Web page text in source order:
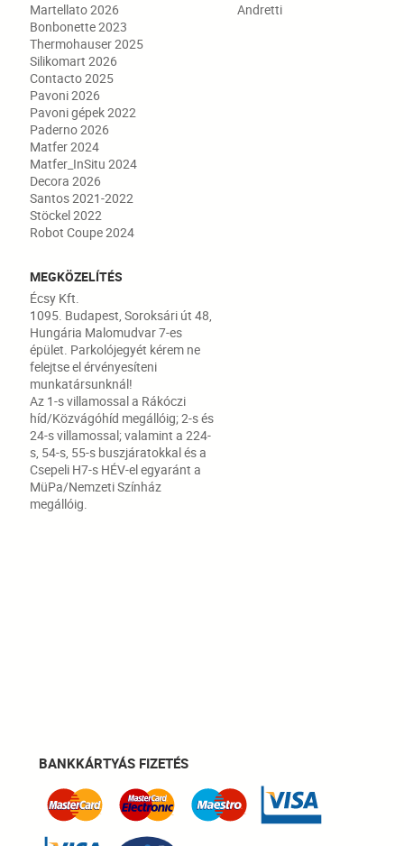
Martellato 2026
Bonbonette 2023
Thermohauser 2025
Silikomart 2026
Contacto 2025
Pavoni 2026
Pavoni gépek 2022
Paderno 2026
Matfer 2024
Matfer_InSitu 2024
Decora 2026
Santos 2021-2022
Stöckel 2022
Robot Coupe 2024
Andretti
MEGKÖZELÍTÉS
Écsy Kft.
1095. Budapest, Soroksári út 48,
Hungária Malomudvar 7-es
épület. Parkolójegyét kérem ne
felejtse el érvényesíteni
munkatársunknál!
Az 1-s villamossal a Rákóczi
híd/Közvágóhíd megállóig; 2-s és
24-s villamossal; valamint a 224-
s, 54-s, 55-s buszjáratokkal és a
Csepeli H7-s HÉV-el egyaránt a
MüPa/Nemzeti Színház
megállóig.
BANKKÁRTYÁS FIZETÉS